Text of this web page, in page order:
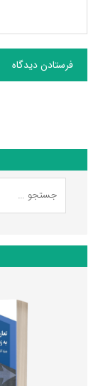
فرستادن دیدگاه